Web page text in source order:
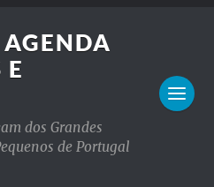
E
dos Grandes
de Portugal